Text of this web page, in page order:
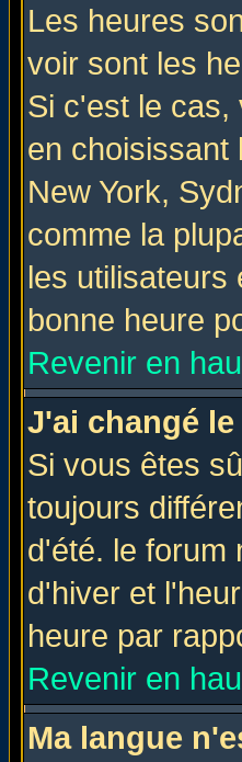
Les heures
voir sont les
Si c'est le cas,
en choisissant
New York,
comme la
les utilisateurs
bonne heure
Revenir en
J'ai changé
Si vous êtes
toujours
d'été. le forum
d'hiver et
heure par
Revenir en
Ma langue